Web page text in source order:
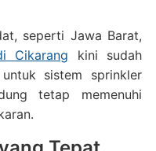
seperti Jawa Barat,
Cikarang kini sudah
sistem sprinkler
tetap memenuhi